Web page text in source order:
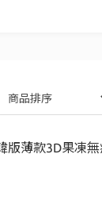
商品排序